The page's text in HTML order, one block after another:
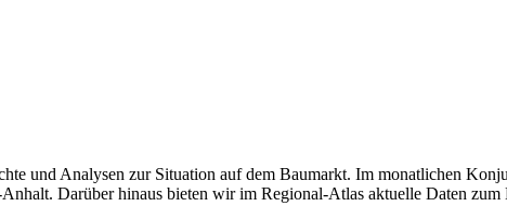
und Analysen zur Situation auf dem Baumarkt. Im monatlichen
Darüber hinaus bieten wir im Regional-Atlas aktuelle Daten zum